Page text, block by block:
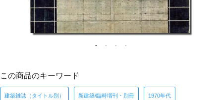
この商品のキーワード
建築雑誌（タイトル別） 新建築/臨時増刊・別冊 1970年代